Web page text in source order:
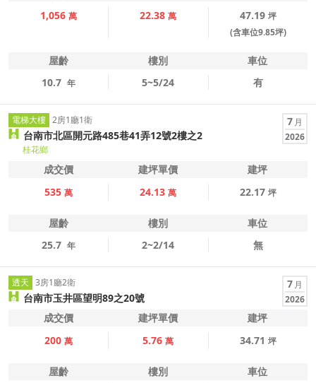
1,056 萬 22.38 萬 47.19 坪
(含車位9.85坪)
屋齡 樓別
車位
10.7 年 5~5/24 有
電梯大樓 2房1廳1衛
台南市北區開元路485巷41弄12號2樓之2
桂花鄉
7 月
2026
成交價 建坪單價
建坪
535 萬 24.13 萬 22.17 坪
屋齡 樓別
車位
25.7 年 2~2/14 無
透天 3房1廳2衛
台南市玉井區望明89之20號
7 月
2026
成交價 建坪單價
建坪
200 萬 5.76 萬 34.71 坪
屋齡 樓別
車位